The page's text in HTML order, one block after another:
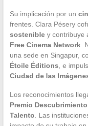
Su implicación por un
frentes. Clara Pésery
sostenibley contribuye
Free Cinema Network.
una sede en Singapur,
Étoile Éditions , e
Ciudad de las
Los reconocimientos
Premio
Talento . Las